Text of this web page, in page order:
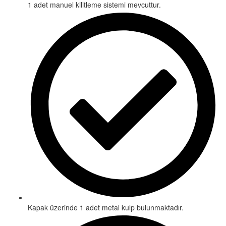
1 adet manuel kilitleme sistemi mevcuttur.
Kapak üzerinde 1 adet metal kulp bulunmaktadır.